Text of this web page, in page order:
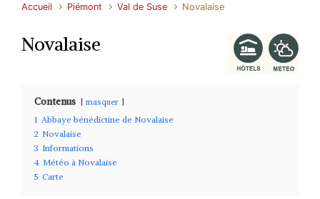
Accueil Piémont Val de Suse Novalaise
Novalaise
Contenus masquer
1 Abbaye bénédictine de Novalaise
2 Novalaise
3 Informations
4 Météo à Novalaise
5 Carte